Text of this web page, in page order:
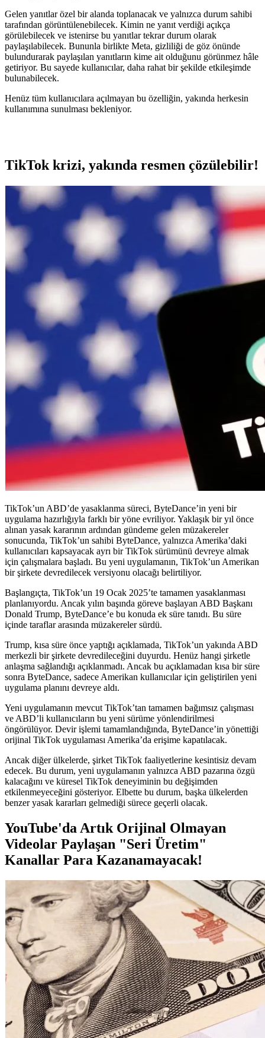
Gelen yanıtlar özel bir alanda toplanacak ve yalnızca durum sahibi
tarafından görüntülenebilecek. Kimin ne yanıt verdiği açıkça
görülebilecek ve istenirse bu yanıtlar tekrar durum olarak
paylaşılabilecek. Bununla birlikte Meta, gizliliği de göz önünde
bulundurarak paylaşılan yanıtların kime ait olduğunu görünmez hâle
getiriyor. Bu sayede kullanıcılar, daha rahat bir şekilde etkileşimde
bulunabilecek.
Henüz tüm kullanıcılara açılmayan bu özelliğin, yakında herkesin
kullanımına sunulması bekleniyor.
TikTok krizi, yakında resmen çözülebilir!
TikTok’un ABD’de yasaklanma süreci, ByteDance’in yeni bir
uygulama hazırlığıyla farklı bir yöne evriliyor. Yaklaşık bir yıl önce
alınan yasak kararının ardından gündeme gelen müzakereler
sonucunda, TikTok’un sahibi ByteDance, yalnızca Amerika’daki
kullanıcıları kapsayacak ayrı bir TikTok sürümünü devreye almak
için çalışmalara başladı. Bu yeni uygulamanın, TikTok’un Amerikan
bir şirkete devredilecek versiyonu olacağı belirtiliyor.
Başlangıçta, TikTok’un 19 Ocak 2025’te tamamen yasaklanması
planlanıyordu. Ancak yılın başında göreve başlayan ABD Başkanı
Donald Trump, ByteDance’e bu konuda ek süre tanıdı. Bu süre
içinde taraflar arasında müzakereler sürdü.
Trump, kısa süre önce yaptığı açıklamada, TikTok’un yakında ABD
merkezli bir şirkete devredileceğini duyurdu. Henüz hangi şirketle
anlaşma sağlandığı açıklanmadı. Ancak bu açıklamadan kısa bir süre
sonra ByteDance, sadece Amerikan kullanıcılar için geliştirilen yeni
uygulama planını devreye aldı.
Yeni uygulamanın mevcut TikTok’tan tamamen bağımsız çalışması
ve ABD’li kullanıcıların bu yeni sürüme yönlendirilmesi
öngörülüyor. Devir işlemi tamamlandığında, ByteDance’in yönettiği
orijinal TikTok uygulaması Amerika’da erişime kapatılacak.
Ancak diğer ülkelerde, şirket TikTok faaliyetlerine kesintisiz devam
edecek. Bu durum, yeni uygulamanın yalnızca ABD pazarına özgü
kalacağını ve küresel TikTok deneyiminin bu değişimden
etkilenmeyeceğini gösteriyor. Elbette bu durum, başka ülkelerden
benzer yasak kararları gelmediği sürece geçerli olacak.
YouTube'da Artık Orijinal Olmayan
Videolar Paylaşan "Seri Üretim"
Kanallar Para Kazanamayacak!